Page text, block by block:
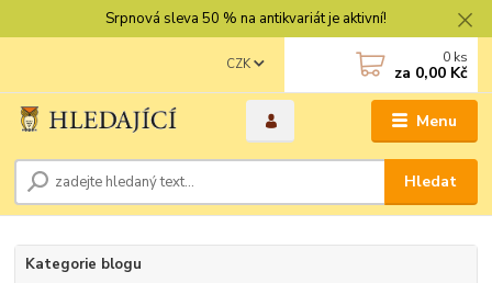
Srpnová sleva 50 % na antikvariát je aktivní!
Menu
CZK
Hledat
0 ks
za 0,00 Kč
Kategorie blogu